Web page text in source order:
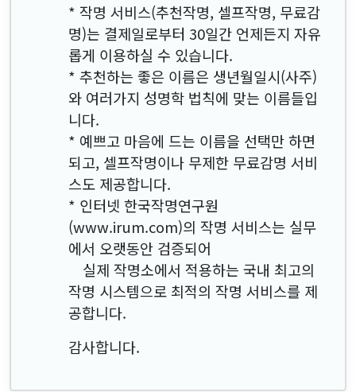
* 작명 서비스(추천작명, 셀프작명, 무료감
명)는 결제일로부터 30일간 언제든지 자유
롭게 이용하실 수 있습니다.
* 추천하는 좋은 이름은 생년월일시(사주)
와 여러가지 성명학 법칙에 맞는 이름들입
니다.
* 예쁘고 마음에 드는 이름을 선택만 하면
되고, 셀프작명이나 무제한 무료감명 서비
스도 제공합니다.
* 인터넷 한국작명연구원
(www.irum.com)의 작명 서비스는 실무
에서 오랫동안 검증되어
실제 작명소에서 적용하는 국내 최고의
작명 시스템으로 최적의 작명 서비스를 제
공합니다.
감사합니다.